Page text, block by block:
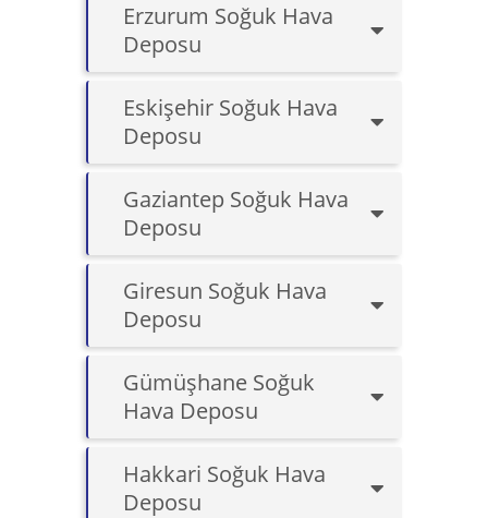
Erzurum Soğuk Hava
Deposu
Eskişehir Soğuk Hava
Deposu
Gaziantep Soğuk Hava
Deposu
Giresun Soğuk Hava
Deposu
Gümüşhane Soğuk
Hava Deposu
Hakkari Soğuk Hava
Deposu